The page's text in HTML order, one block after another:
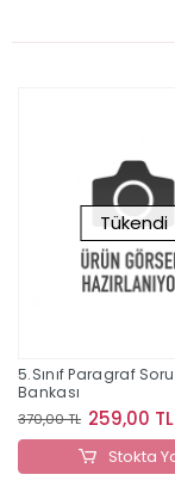
Tükendi
5.Sınıf Paragraf Soru
Bankası
370,00 TL 259,00 TL
Stokta